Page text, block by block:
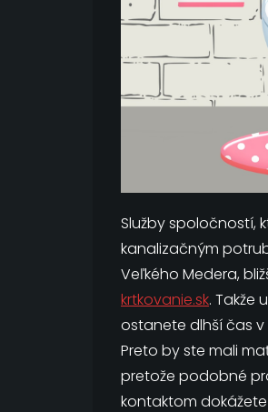
Služby spoločností,
kanalizačným
Veľkého Medera,
krtkovanie.sk. Takže
ostanete dlhší čas
Preto by ste mali
pretože podobné
kontaktom